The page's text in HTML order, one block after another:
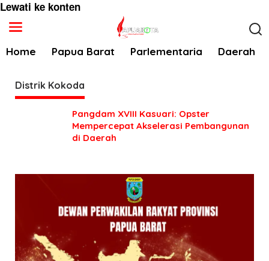
Lewati ke konten
Home Papua Barat Parlementaria Daerah
Distrik Kokoda
Pangdam XVIII Kasuari: Opster
Mempercepat Akselerasi Pembangunan
di Daerah